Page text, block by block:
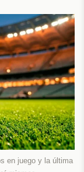
en juego y la última